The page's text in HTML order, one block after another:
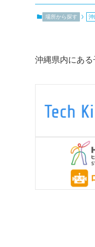
場所から探す 沖
沖縄県内にある